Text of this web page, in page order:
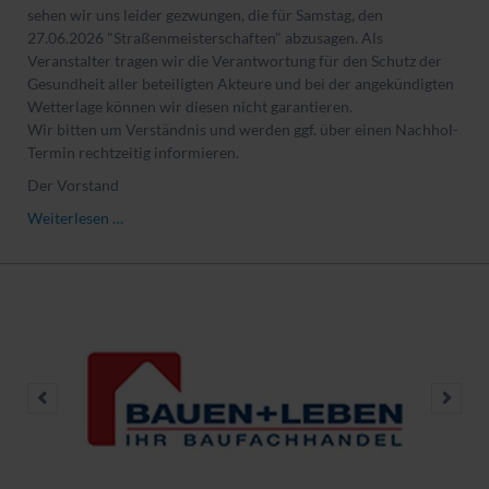
sehen wir uns leider gezwungen, die für Samstag, den
27.06.2026 "Straßenmeisterschaften" abzusagen. Als
Veranstalter tragen wir die Verantwortung für den Schutz der
Gesundheit aller beteiligten Akteure und bei der angekündigten
Wetterlage können wir diesen nicht garantieren.
Wir bitten um Verständnis und werden ggf. über einen Nachhol-
Termin rechtzeitig informieren.
Der Vorstand
Weiterlesen …